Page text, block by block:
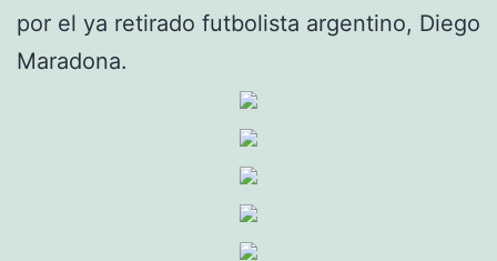
por el ya retirado futbolista argentino, Diego
Maradona.